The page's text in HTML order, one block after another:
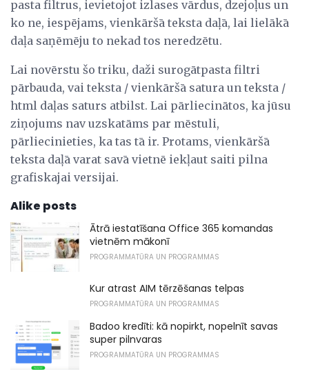
pasta filtrus, ievietojot izlases vārdus, dzejoļus un
ko ne, iespējams, vienkāršā teksta daļā, lai lielākā
daļa saņēmēju to nekad tos neredzētu.
Lai novērstu šo triku, daži surogātpasta filtri
pārbauda, ​​vai teksta / vienkāršā satura un teksta /
html daļas saturs atbilst. Lai pārliecinātos, ka jūsu
ziņojums nav uzskatāms par mēstuli,
pārliecinieties, ka tas tā ir. Protams, vienkāršā
teksta daļā varat savā vietnē iekļaut saiti pilna
grafiskajai versijai.
Alike posts
Ātrā iestatīšana Office 365 komandas
vietnēm mākonī
PROGRAMMATŪRA UN PROGRAMMAS
Kur atrast AIM tērzēšanas telpas
PROGRAMMATŪRA UN PROGRAMMAS
Badoo kredīti: kā nopirkt, nopelnīt savas
super pilnvaras
PROGRAMMATŪRA UN PROGRAMMAS